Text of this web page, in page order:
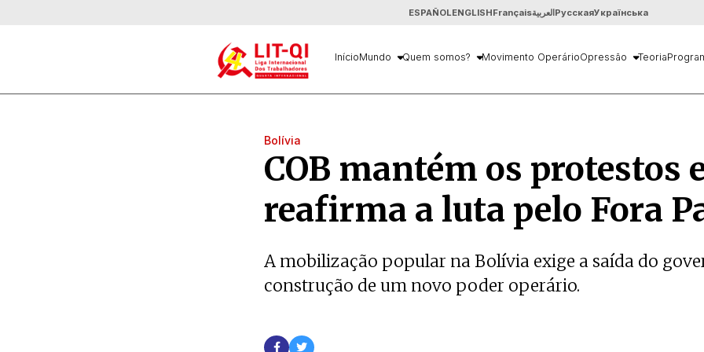
ESPAÑOLENGLISHFrançaisالعربيةРусскаяУкраїнська
InícioMundo Quem somos? Movimento OperárioOpressão Teoria
Bolívia
COB mantém os protestos
reafirma a luta pelo Fora
A mobilização popular na Bolívia exige a saída do
construção de um novo poder operário.